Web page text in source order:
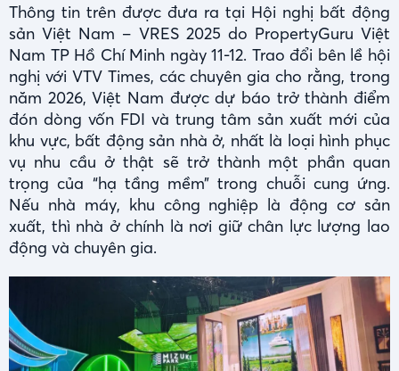
Thông tin trên được đưa ra tại Hội nghị bất động
sản Việt Nam – VRES 2025 do PropertyGuru Việt
Nam TP Hồ Chí Minh ngày 11-12. Trao đổi bên lề hội
nghị với VTV Times, các chuyên gia cho rằng, trong
năm 2026, Việt Nam được dự báo trở thành điểm
đón dòng vốn FDI và trung tâm sản xuất mới của
khu vực, bất động sản nhà ở, nhất là loại hình phục
vụ nhu cầu ở thật sẽ trở thành một phần quan
trọng của “hạ tầng mềm” trong chuỗi cung ứng.
Nếu nhà máy, khu công nghiệp là động cơ sản
xuất, thì nhà ở chính là nơi giữ chân lực lượng lao
động và chuyên gia.